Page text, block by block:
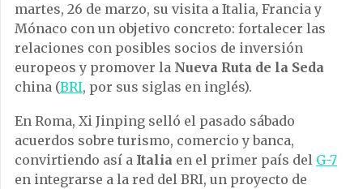
martes, 26 de marzo, su visita a Italia, Francia y
Mónaco con un objetivo concreto: fortalecer las
relaciones con posibles socios de inversión
europeos y promover la Nueva Ruta de la Seda
china (BRI, por sus siglas en inglés).
En Roma, Xi Jinping selló el pasado sábado
acuerdos sobre turismo, comercio y banca,
convirtiendo así a Italia en el primer país del G-7
en integrarse a la red del BRI, un proyecto de